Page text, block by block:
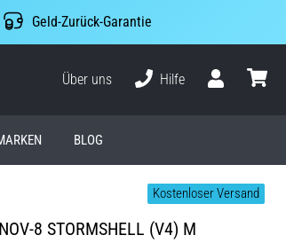
Geld-Zurück-Garantie
Über uns
Hilfe
BLOG
Kostenloser Versand
8 STORMSHELL (V4) M